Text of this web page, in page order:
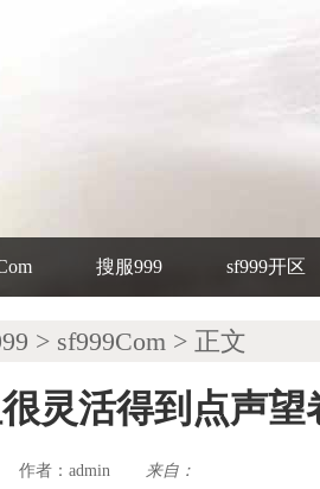
搜服999 sf999开区
> sf999Com > 正文
灵活得到点声望
作者： admin 来自：